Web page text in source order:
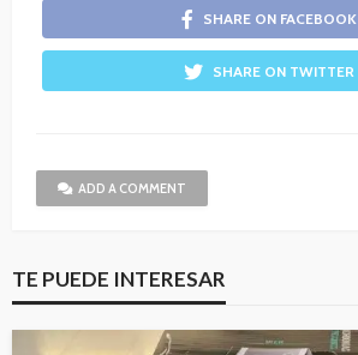
SHARE ON FACEBOOK
SHARE ON TWITTER
ADD A COMMENT
TE PUEDE INTERESAR